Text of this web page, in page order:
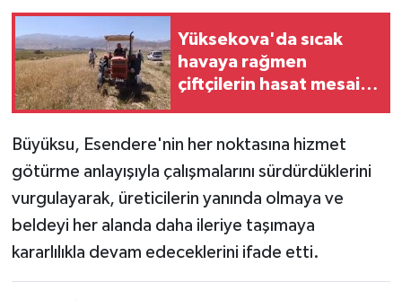
Yüksekova'da sıcak
havaya rağmen
çiftçilerin hasat mesaisi
Büyüksu, Esendere'nin her noktasına hizmet
götürme anlayışıyla çalışmalarını sürdürdüklerini
vurgulayarak, üreticilerin yanında olmaya ve
beldeyi her alanda daha ileriye taşımaya
kararlılıkla devam edeceklerini ifade etti.